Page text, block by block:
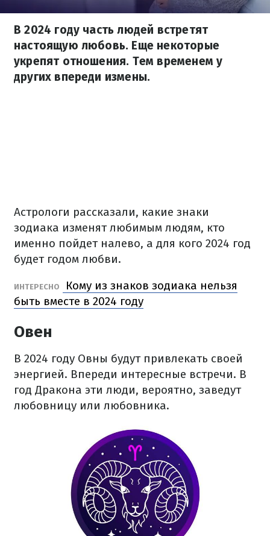
В 2024 году часть людей встретят
настоящую любовь. Еще некоторые
укрепят отношения. Тем временем у
других впереди измены.
Астрологи рассказали, какие знаки
зодиака изменят любимым людям, кто
именно пойдет налево, а для кого 2024 год
будет годом любви.
ИНТЕРЕСНО
Кому из знаков зодиака нельзя
быть вместе в 2024 году
Овен
В 2024 году Овны будут привлекать своей
энергией. Впереди интересные встречи. В
год Дракона эти люди, вероятно, заведут
любовницу или любовника.